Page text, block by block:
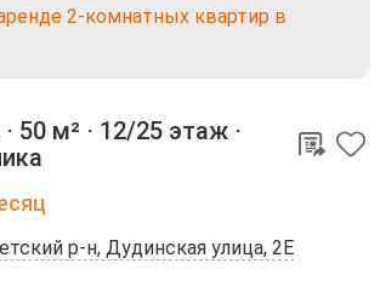
2-комнатных квартир в
50 м² ⋅ 12/25 этаж ⋅
р-н, Дудинская улица, 2Е